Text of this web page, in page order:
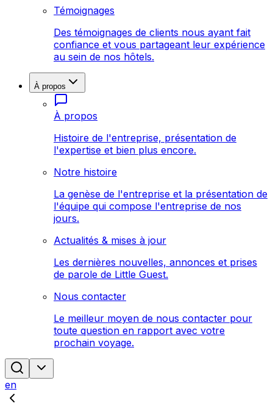
Témoignages
Des témoignages de clients nous ayant fait
confiance et vous partageant leur expérience
au sein de nos hôtels.
À propos
À propos
Histoire de l'entreprise, présentation de
l'expertise et bien plus encore.
Notre histoire
La genèse de l'entreprise et la présentation de
l'équipe qui compose l'entreprise de nos
jours.
Actualités & mises à jour
Les dernières nouvelles, annonces et prises
de parole de Little Guest.
Nous contacter
Le meilleur moyen de nous contacter pour
toute question en rapport avec votre
prochain voyage.
en